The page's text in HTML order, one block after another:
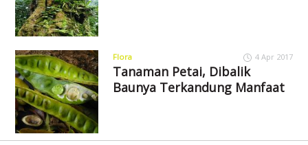
Flora 4 Apr 2017
Tanaman Petai, Dibalik
Baunya Terkandung Manfaat